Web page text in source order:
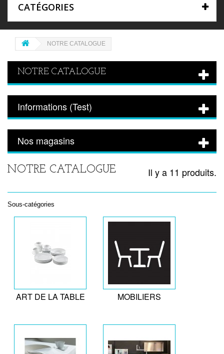
CATÉGORIES
NOTRE CATALOGUE
NOTRE CATALOGUE
Informations (Test)
Nos magasins
NOTRE CATALOGUE Il y a 11 produits.
Sous-catégories
ART DE LA TABLE MOBILIERS